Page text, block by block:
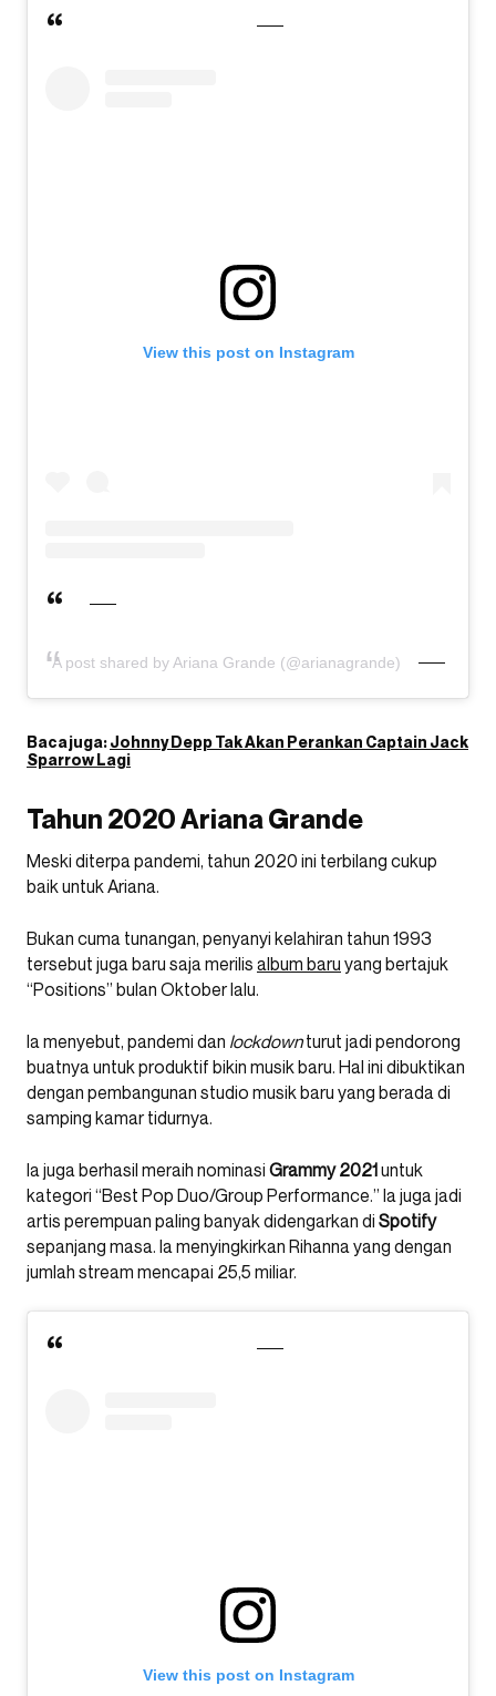
View this post on Instagram
A post shared by Ariana Grande (@arianagrande)
Baca juga:Johnny Depp Tak Akan Perankan Captain Jack
Sparrow Lagi
Tahun 2020 Ariana Grande
Meski diterpa pandemi, tahun 2020 ini terbilang cukup
baik untuk Ariana.
Bukan cuma tunangan, penyanyi kelahiran tahun 1993
tersebut juga baru saja merilis album baru yang bertajuk
“Positions” bulan Oktober lalu.
Ia menyebut, pandemi dan lockdownturut jadi pendorong
buatnya untuk produktif bikin musik baru. Hal ini dibuktikan
dengan pembangunan studio musik baru yang berada di
samping kamar tidurnya.
Ia juga berhasil meraih nominasi Grammy 2021untuk
kategori “Best Pop Duo/Group Performance.” Ia juga jadi
artis perempuan paling banyak didengarkan di Spotify
sepanjang masa. Ia menyingkirkan Rihanna yang dengan
jumlah stream mencapai 25,5 miliar.
View this post on Instagram